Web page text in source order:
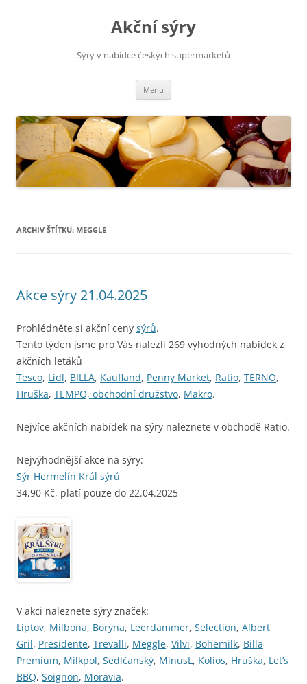
Akční sýry
Sýry v nabídce českých supermarketů
Menu
ARCHIV ŠTÍTKU: MEGGLE
Akce sýry 21.04.2025
Prohlédněte si akční ceny sýrů.
Tento týden jsme pro Vás nalezli 269 výhodných nabídek z
akčních letáků
Tesco, Lidl, BILLA, Kaufland, Penny Market, Ratio, TERNO,
Hruška, TEMPO, obchodní družstvo, Makro.
Nejvíce akčních nabídek na sýry naleznete v obchodě Ratio.
Nejvýhodnější akce na sýry:
Sýr Hermelín Král sýrů
34,90 Kč, platí pouze do 22.04.2025
V akci naleznete sýry značek:
Liptov, Milbona, Boryna, Leerdammer, Selection, Albert
Gril, Presidente, Trevalli, Meggle, Vilvi, Bohemilk, Billa
Premium, Milkpol, Sedlčanský, MinusL, Kolios, Hruška, Let’s
BBQ, Soignon, Moravia.